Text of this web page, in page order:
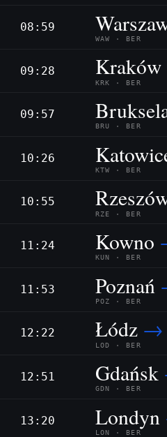
08:59
WAW · BER
09:28 Kraków
KRK · BER
09:57
BRU · BER
10:26
KTW · BER
10:55
RZE · BER
11:24 Kowno
KUN · BER
11:53 Poznań
POZ · BER
12:22 Łódz →
LOD · BER
12:51 Gdańsk
GDN · BER
13:20 Londyn
LON · BER